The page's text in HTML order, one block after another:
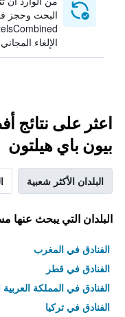
البحث وحجز
الإلغاء المجاني
اعثر على نتائج
بيون باي هيلتون
البلدان الأكثر شعبية
البلدان التي يبحث عنها
الفنادق في المغرب
الفنادق في قطر
الفنادق في المملكة
الفنادق في تركيا